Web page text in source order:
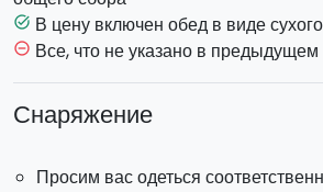
как выявили недавние исследования,
людей доисторических времен.
охватывает Липарские острова,
хребет Сицилии, а также восточный
заповедник, который сохраняет в
task_alt В цену включен обед в виде
remove_circle_outline Все, что не указано в
Снаряжение
Просим вас одеться